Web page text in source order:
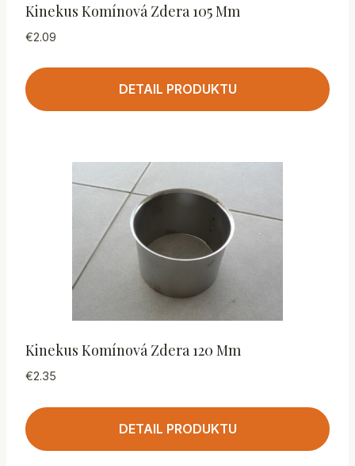
Kinekus Komínová Zdera 105 Mm
€2.09
DETAIL PRODUKTU
Kinekus Komínová Zdera 120 Mm
€2.35
DETAIL PRODUKTU